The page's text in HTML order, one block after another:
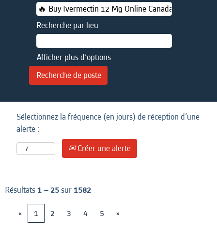
Recherche par lieu
Afficher plus d’options
Sélectionnez la fréquence (en jours) de réception d’une
alerte :
Créer une alerte
Résultats1 – 25sur1582
«
1 2 3 4 5 »